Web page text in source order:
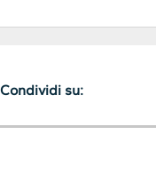
Condividi su: